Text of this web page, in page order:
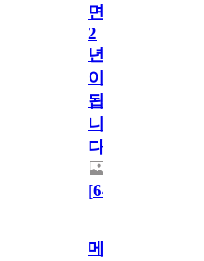
면
2
년
이
됩
니
다.
[64
메